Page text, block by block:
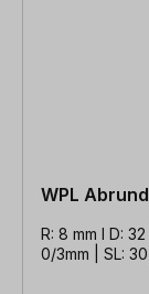
WPL
R: 8 mm l D:
0/3mm | SL: